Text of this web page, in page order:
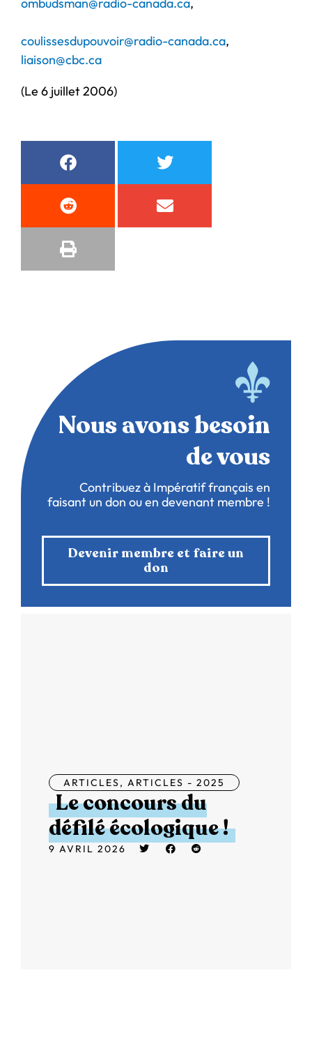
coulissesdupouvoir@radio-canada.ca,
liaison@cbc.ca
(Le 6 juillet 2006)
Nous avons besoin
de vous
Contribuez à Impératif français en
faisant un don ou en devenant membre !
Devenir membre et faire un
don
ARTICLES, ARTICLES - 2025
Le concours du
défilé écologique !
9 AVRIL 2026